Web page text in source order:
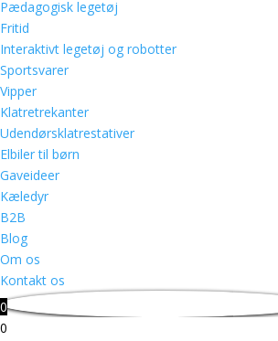
Pædagogisk legetøj
Fritid
Interaktivt legetøj og robotter
Sportsvarer
Vipper
Klatretrekanter
Udendørsklatrestativer
Elbiler til børn
Gaveideer
Kæledyr
B2B
Blog
Om os
Kontakt os
0
0